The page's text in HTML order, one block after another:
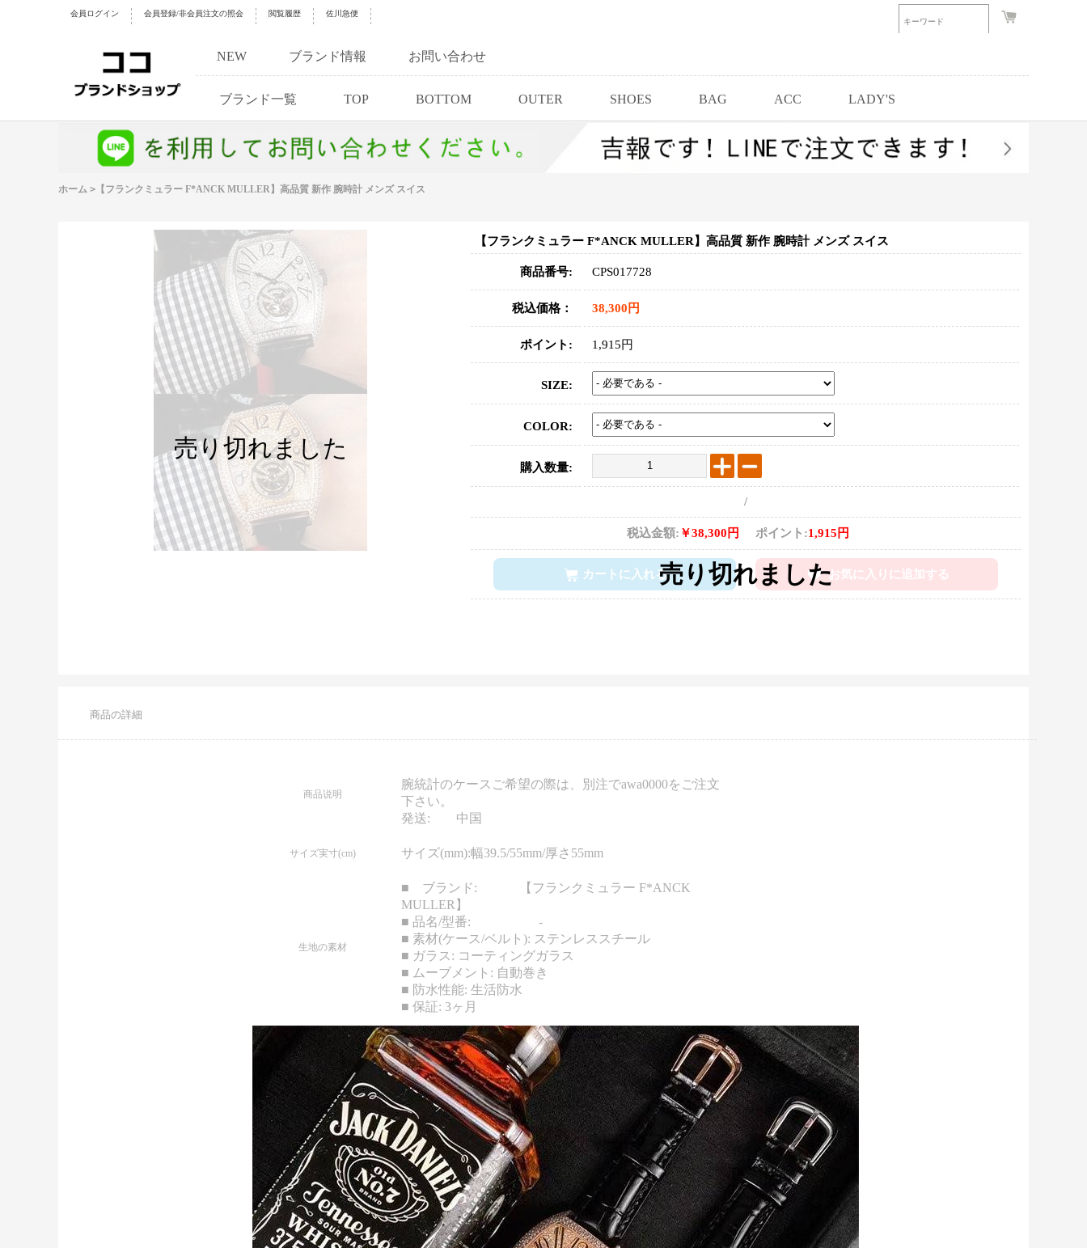
会員ログイン 会員登録/非会員注文の照会 閲覧履歴 佐川急便
NEW ブランド情報 お問い合わせ
ブランド一覧 TOP BOTTOM OUTER SHOES BAG ACC LADY'S
ホーム > 【フランクミュラー F*ANCK MULLER】高品質 新作 腕時計 メンズ スイス
【フランクミュラー F*ANCK MULLER】高品質 新作 腕時計 メンズ スイス
商品番号: CPS017728
税込価格： 38,300円
ポイント: 1,915円
SIZE:
COLOR:
購入数量:
/
税込金額: ￥38,300円 ポイント:1,915円
カートに入れる お気に入りに追加する
商品の詳細
商品说明
腕統計のケースご希望の際は、別注でawa0000をご注文
下さい。
発送: 中国
サイズ実寸(cm) サイズ(mm):幅39.5/55mm/厚さ55mm
生地の素材
■ ブランド: 【フランクミュラー F*ANCK
MULLER】
■ 品名/型番: -
■ 素材(ケース/ベルト): ステンレススチール
■ ガラス: コーティングガラス
■ ムーブメント: 自動巻き
■ 防水性能: 生活防水
■ 保証: 3ヶ月